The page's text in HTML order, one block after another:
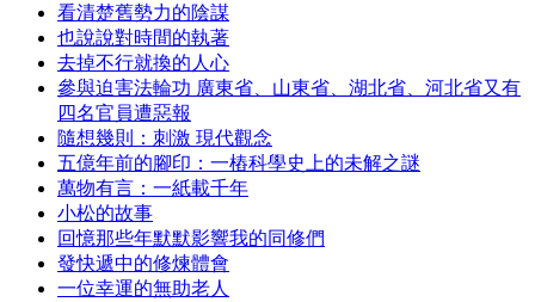
看清楚舊勢力的陰謀
也說說對時間的執著
去掉不行就換的人心
參與迫害法輪功 廣東省、山東省、湖北省、河北省又有
四名官員遭惡報
隨想幾則：刺激 現代觀念
五億年前的腳印：一樁科學史上的未解之謎
萬物有言：一紙載千年
小松的故事
回憶那些年默默影響我的同修們
發快遞中的修煉體會
一位幸運的無助老人